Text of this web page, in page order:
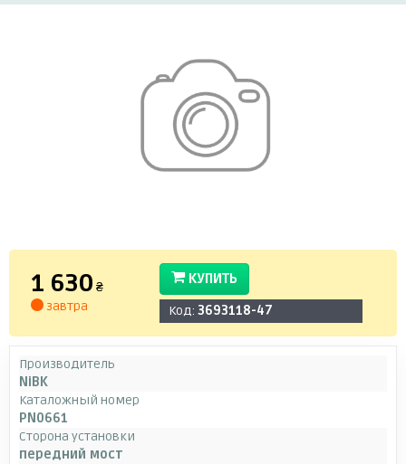
1 630 ₴
завтра
КУПИТЬ
Код: 3693118-47
Производитель
NiBK
Каталожный номер
PN0661
Сторона установки
передний мост